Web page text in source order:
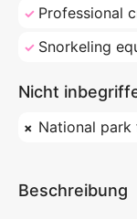
Professional
Snorkeling
Nicht
National park
Beschreibung